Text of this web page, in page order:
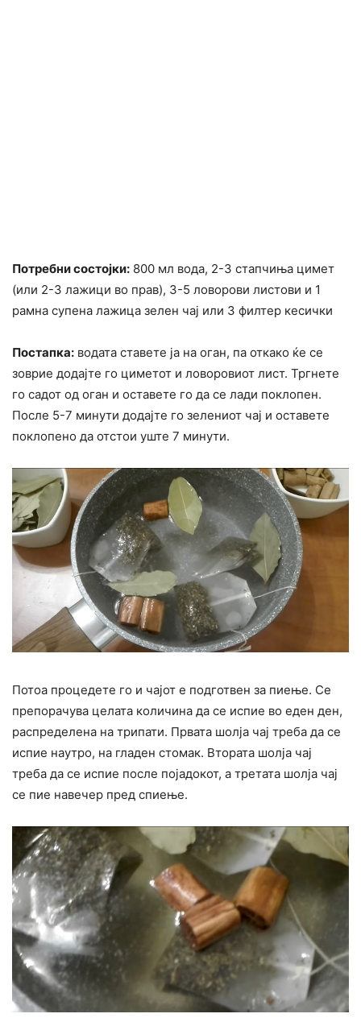
Потребни состојки: 800 мл вода, 2-3 стапчиња цимет
(или 2-3 лажици во прав), 3-5 ловорови листови и 1
рамна супена лажица зелен чај или 3 филтер кесички
Постапка: водата ставете ја на оган, па откако ќе се
зоврие додајте го циметот и ловоровиот лист. Тргнете
го садот од оган и оставете го да се лади поклопен.
После 5-7 минути додајте го зелениот чај и оставете
поклопено да отстои уште 7 минути.
Потоа процедете го и чајот е подготвен за пиење. Се
препорачува целата количина да се испие во еден ден,
распределена на трипати. Првата шолја чај треба да се
испие наутро, на гладен стомак. Втората шолја чај
треба да се испие после појадокот, а третата шолја чај
се пие навечер пред спиење.